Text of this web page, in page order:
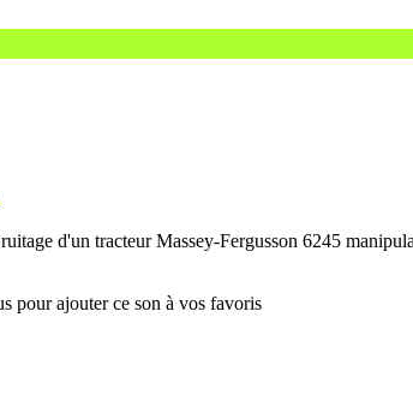
d'un tracteur Massey-Fergusson 6245